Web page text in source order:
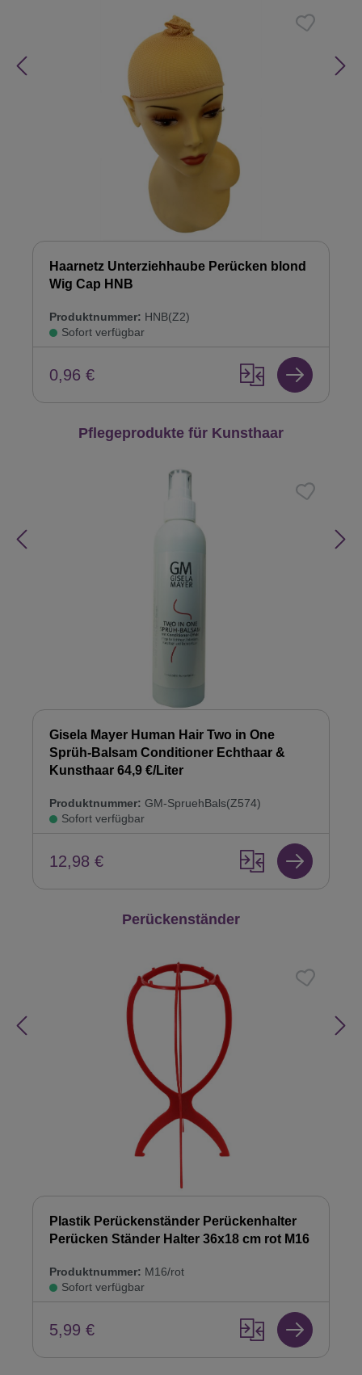
Haarnetz Unterziehhaube Perücken blond
Wig Cap HNB
Produktnummer: HNB(Z2)
Sofort verfügbar
0,96 €
Produktgalerie überspringen
Pflegeprodukte für Kunsthaar
Gisela Mayer Human Hair Two in One
Sprüh-Balsam Conditioner Echthaar &
Kunsthaar 64,9 €/Liter
Produktnummer: GM-SpruehBals(Z574)
Sofort verfügbar
12,98 €
Produktgalerie überspringen
Perückenständer
Plastik Perückenständer Perückenhalter
Perücken Ständer Halter 36x18 cm rot M16
Produktnummer: M16/rot
Sofort verfügbar
5,99 €